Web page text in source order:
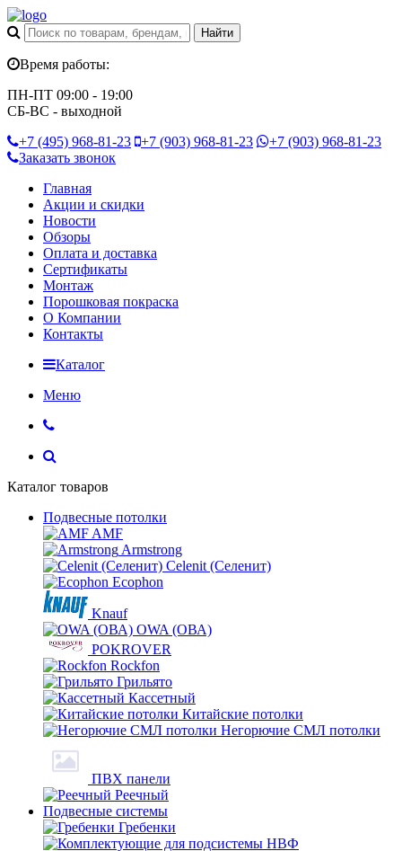
Время работы:
ПН-ПТ 09:00 - 19:00
СБ-ВС - выходной
+7 (495) 968-81-23 +7 (903) 968-81-23 +7 (903) 968-81-23
Заказать звонок
Главная
Акции и скидки
Новости
Обзоры
Оплата и доставка
Сертификаты
Монтаж
Порошковая покраска
О Компании
Контакты
Каталог
Меню
Каталог товаров
Подвесные потолки
AMF
Armstrong
Celenit (Селенит)
Ecophon
Knauf
OWA (ОВА)
POKROVER
Rockfon
Грильято
Кассетный
Китайские потолки
Негорючие СМЛ потолки
ПВХ панели
Реечный
Подвесные системы
Гребенки